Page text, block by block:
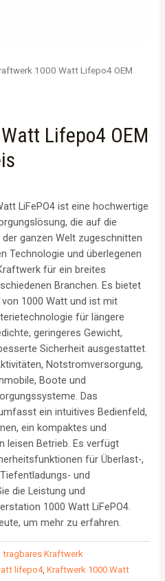
1000 Watt Lifepo4 OEM
Lifepo4 OEM
LiFePO4 ist eine hochwertige
die auf die
ganzen Welt zugeschnitten
Technologie und überlegenen
für ein breites
Branchen. Es bietet
1000 Watt und ist mit
für längere
geringeres Gewicht,
Sicherheit ausgestattet.
Notstromversorgung,
Boote und
Das
ein intuitives Bedienfeld,
ein kompaktes und
leisen Betrieb. Es verfügt
für Überlast-,
und
die Leistung und
1000 Watt LiFePO4.
um mehr zu erfahren.
tragbares Kraftwerk
lifepo4,Kraftwerk 1000 Watt